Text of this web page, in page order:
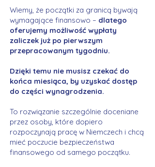
Wiemy, że początki za granicą bywają
wymagające finansowo – dlatego
oferujemy możliwość wypłaty
zaliczek już po pierwszym
przepracowanym tygodniu.
Dzięki temu nie musisz czekać do
końca miesiąca, by uzyskać dostęp
do części wynagrodzenia.
To rozwiązanie szczególnie doceniane
przez osoby, które dopiero
rozpoczynają pracę w Niemczech i chcą
mieć poczucie bezpieczeństwa
finansowego od samego początku.